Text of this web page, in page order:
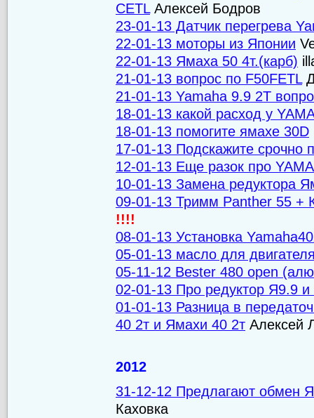
CETLАлексей Бодров
23-01-13 Датчик перегрева
22-01-13 моторы из Японии
22-01-13 Ямаха 50 4т.(карб)
21-01-13 вопрос по F50FETL
21-01-13 Yamaha 9.9 2T
18-01-13 какой расход у
18-01-13 помогите ямахе 30D
17-01-13 Подскажите срочно
12-01-13 Еще разок про
10-01-13 Замена редуктора
09-01-13 Тримм Panther 55 +
!!!!
08-01-13 Установка
05-01-13 масло для
05-11-12 Bester 480 open
02-01-13 Про редуктор Я9.9
01-01-13 Разница в
40 2т и Ямахи 40 2т Алексей
2012
31-12-12 Предлагают обмен
Каховка